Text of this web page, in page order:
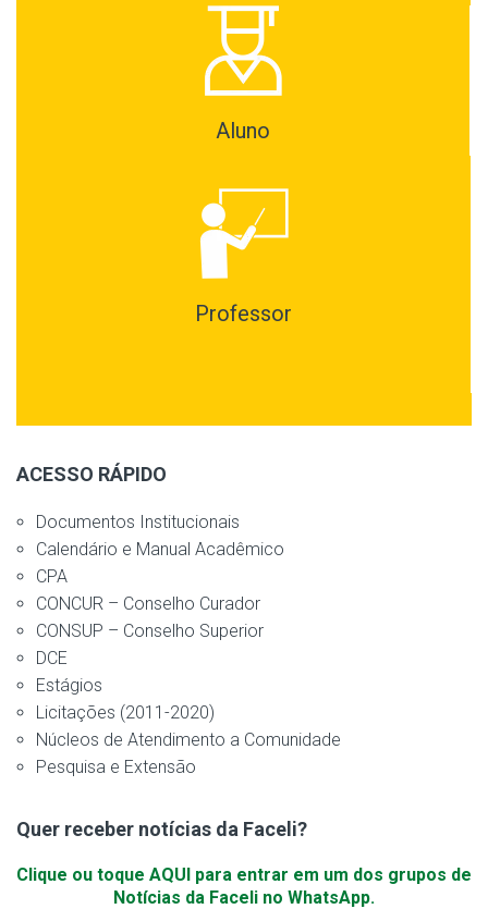
Aluno
Professor
ACESSO RÁPIDO
Documentos Institucionais
Calendário e Manual Acadêmico
CPA
CONCUR – Conselho Curador
CONSUP – Conselho Superior
DCE
Estágios
Licitações (2011-2020)
Núcleos de Atendimento a Comunidade
Pesquisa e Extensão
Quer receber notícias da Faceli?
Clique ou toque AQUI para entrar em um dos grupos de
Notícias da Faceli no WhatsApp.